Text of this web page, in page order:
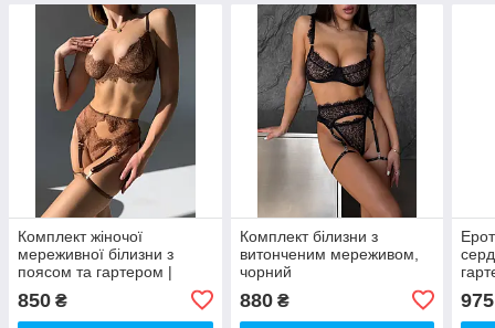
Комплект жіночої
мереживної білизни з
поясом та гартером |
шоколадного кольору
850 ₴
Комплект білизни з
витонченим мереживом,
чорний
880₴ 975